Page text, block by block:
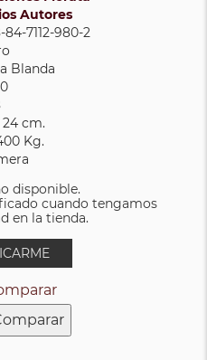
Autores
84-7112-980-2
Blanda
24 cm.
Kg.
disponible.
cuando tengamos
en la tienda.